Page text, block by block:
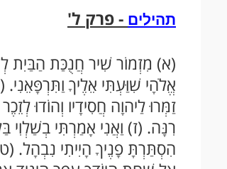
תהילים - פרק ל'
(א) מִזְמוֹר שִׁיר חֲנֻכַּת הַבַּיִת
אֱלֹהָי שִׁוַּעְתִּי אֵלֶיךָ וַתִּרְפָּאֵנִי.
זַמְּרוּ לַיהוָה חֲסִידָיו וְהוֹדוּ
רִנָּה. (ז) וַאֲנִי אָמַרְתִּי
הִסְתַּרְתָּ פָנֶיךָ הָיִיתִי נִבְהָל.